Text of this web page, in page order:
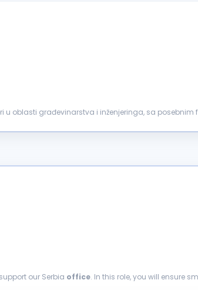
u oblasti građevinarstva i inženjeringa, sa
our Serbia office. In this role, you will ensure